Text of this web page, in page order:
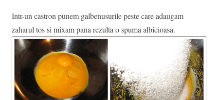
Intr-un castron punem galbenusurile peste care adaugam
zaharul tos si mixam pana rezulta o spuma albicioasa.